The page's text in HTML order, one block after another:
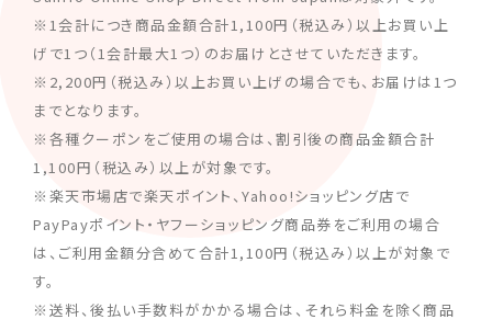
※1会計につき商品金額合計1,100円（税込み）以上お買い上
げで1つ（1会計最大1つ）のお届けとさせていただきます。
※2,200円（税込み）以上お買い上げの場合でも、お届けは1つ
までとなります。
※各種クーポンをご使用の場合は、割引後の商品金額合計
1,100円（税込み）以上が対象です。
※楽天市場店で楽天ポイント、Yahoo!ショッピング店で
PayPayポイント・ヤフーショッピング商品券をご利用の場合
は、ご利用金額分含めて合計1,100円（税込み）以上が対象で
す。
※送料、後払い手数料がかかる場合は、それら料金を除く商品